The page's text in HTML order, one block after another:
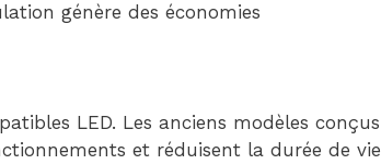
génère des économies
LED. Les anciens modèles conçus
et réduisent la durée de vie